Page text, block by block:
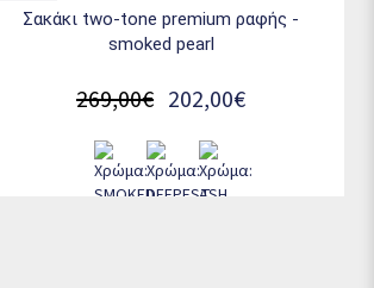
σακάκι two-tone premium ραφής -
smoked pearl
202,00€
269,00€